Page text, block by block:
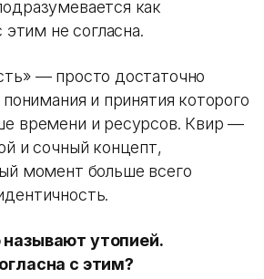
как
этим не согласна.
— просто достаточно
и принятия которого
времени и ресурсов. Квир —
и сочный концепт,
момент больше всего
утопией.
с этим?